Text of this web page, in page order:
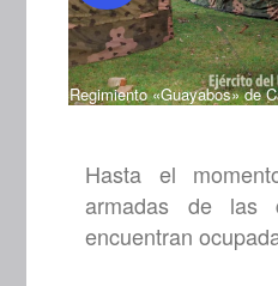
Regimiento «Guayabos» de
Hasta el
armadas de
encuentran